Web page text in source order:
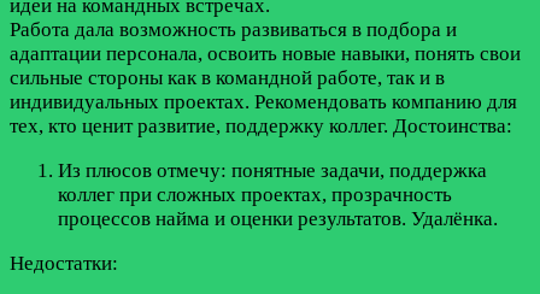
идеи на командных встречах.
Работа дала возможность развиваться в подбора и
адаптации персонала, освоить новые навыки, понять свои
сильные стороны как в командной работе, так и в
индивидуальных проектах. Рекомендовать компанию для
тех, кто ценит развитие, поддержку коллег. Достоинства:
Из плюсов отмечу: понятные задачи, поддержка
коллег при сложных проектах, прозрачность
процессов найма и оценки результатов. Удалёнка.
Недостатки: